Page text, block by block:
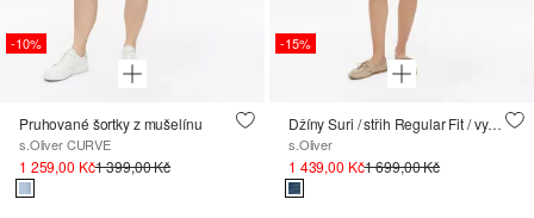
-10%
Pruhované šortky z mušelínu
s.Oliver CURVE
1 259,00 Kč1 399,00 Kč
-15%
Džíny Suri / střih Regular Fit / vysoký pas / Nezačištěný spodní lem
s.Oliver
1 439,00 Kč1 699,00 Kč